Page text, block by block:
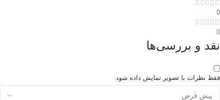
0
0
نقد و بررسی‌ها
فقط نظرات با تصویر نمایش داده شود